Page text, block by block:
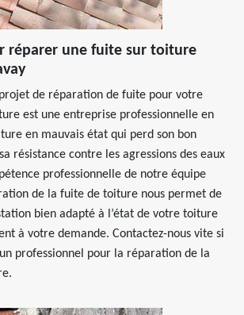
réparer une fuite sur toiture
de réparation de fuite pour votre
est une entreprise professionnelle en
en mauvais état qui perd son bon
résistance contre les agressions des eaux
professionnelle de notre équipe
de la fuite de toiture nous permet de
bien adapté à l’état de votre toiture
à votre demande. Contactez-nous vite si
professionnel pour la réparation de la